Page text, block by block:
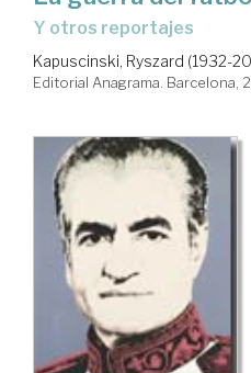
y otros reportajes
Kapuscinski, Ryszard (1932-
Editorial Anagrama. Barcelona,